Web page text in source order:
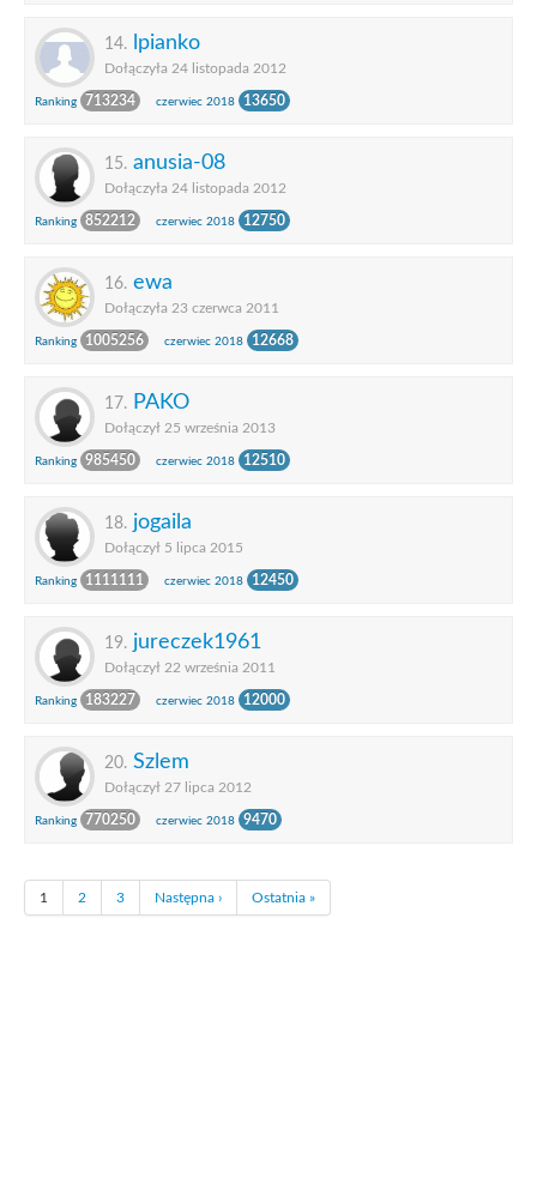
14. lpianko
Dołączyła 24 listopada 2012
Ranking 713234 czerwiec 2018 13650
15. anusia-08
Dołączyła 24 listopada 2012
Ranking 852212 czerwiec 2018 12750
16. ewa
Dołączyła 23 czerwca 2011
Ranking 1005256 czerwiec 2018 12668
17. PAKO
Dołączył 25 września 2013
Ranking 985450 czerwiec 2018 12510
18. jogaila
Dołączył 5 lipca 2015
Ranking 1111111 czerwiec 2018 12450
19. jureczek1961
Dołączył 22 września 2011
Ranking 183227 czerwiec 2018 12000
20. Szlem
Dołączył 27 lipca 2012
Ranking 770250 czerwiec 2018 9470
1 2 3 Następna › Ostatnia »